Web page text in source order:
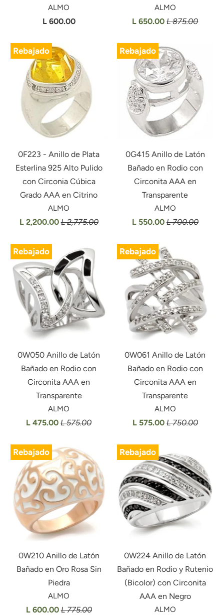
ALMO
L 600.00
ALMO
L 650.00L 875.00
Rebajado
0F223 - Anillo de Plata
Esterlina 925 Alto Pulido
con Circonia Cúbica
Grado AAA en Citrino
ALMO
L 2,200.00L 2,775.00
Rebajado
0G415 Anillo de Latón
Bañado en Rodio con
Circonita AAA en
Transparente
ALMO
L 550.00 L 700.00
Rebajado
0W050 Anillo de Latón
Bañado en Rodio con
Circonita AAA en
Transparente
ALMO
L 475.00L 575.00
Rebajado
0W061 Anillo de Latón
Bañado en Rodio con
Circonita AAA en
Transparente
ALMO
L 575.00 L 750.00
Rebajado
0W210 Anillo de Latón
Bañado en Oro Rosa Sin
Piedra
ALMO
L 600.00L 775.00
Rebajado
0W224 Anillo de Latón
Bañado en Rodio y Rutenio
(Bicolor) con Circonita
AAA en Negro
ALMO